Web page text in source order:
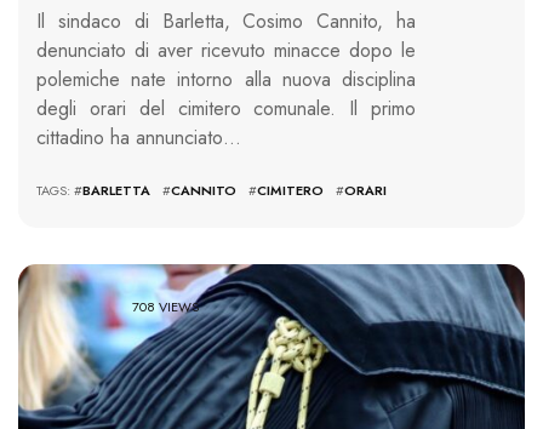
Il sindaco di Barletta, Cosimo Cannito, ha
denunciato di aver ricevuto minacce dopo le
polemiche nate intorno alla nuova disciplina
degli orari del cimitero comunale. Il primo
cittadino ha annunciato…
TAGS: #BARLETTA #CANNITO #CIMITERO #ORARI
708 VIEWS